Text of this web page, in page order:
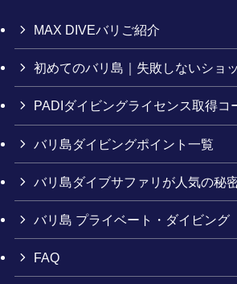
MAX DIVEバリご紹介
初めてのバリ島｜失敗しないショ
PADIダイビングライセンス取得コ
バリ島ダイビングポイント一覧
バリ島ダイブサファリが人気の秘
バリ島 プライベート・ダイビング
FAQ